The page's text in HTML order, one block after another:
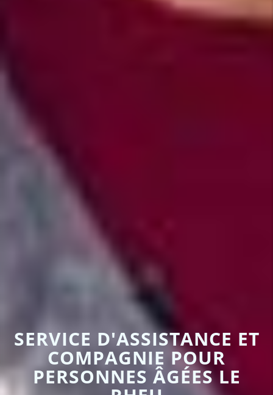
SERVICE D'ASSISTANCE ET
COMPAGNIE POUR
PERSONNES ÂGÉES LE